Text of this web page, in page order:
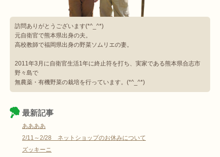
訪問ありがとうございます(*^_^*)
元自衛官で熊本県出身の夫。
高校教師で福岡県出身の野菜ソムリエの妻。
2011年3月に自衛官生活1年に終止符を打ち、実家である熊本県合志市
野々島で
無農薬・有機野菜の栽培を行っています。(*^_^*)
最新記事
ああああ
2/11～2/28 ネットショップのお休みについて
ズッキーニ